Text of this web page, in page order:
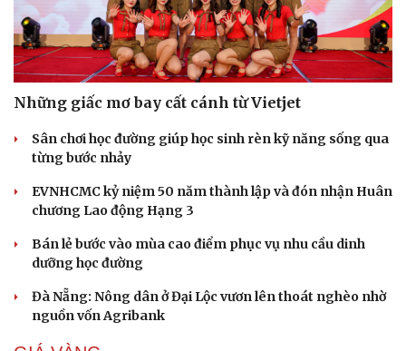
Những giấc mơ bay cất cánh từ Vietjet
Sân chơi học đường giúp học sinh rèn kỹ năng sống qua
từng bước nhảy
EVNHCMC kỷ niệm 50 năm thành lập và đón nhận Huân
chương Lao động Hạng 3
Bán lẻ bước vào mùa cao điểm phục vụ nhu cầu dinh
dưỡng học đường
Đà Nẵng: Nông dân ở Đại Lộc vươn lên thoát nghèo nhờ
nguồn vốn Agribank